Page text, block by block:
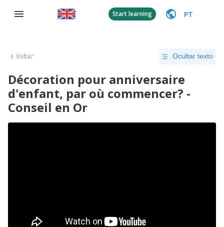
Start learning PT
Voltar Ocultar texto
Décoration pour anniversaire
d'enfant, par où commencer? -
Conseil en Or